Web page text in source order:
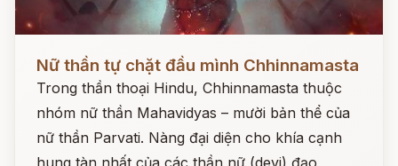
Nữ thần tự chặt đầu mình Chhinnamasta
Trong thần thoại Hindu, Chhinnamasta thuộc
nhóm nữ thần Mahavidyas – mười bản thể của
nữ thần Parvati. Nàng đại diện cho khía cạnh
hung tàn nhất của các thần nữ (devi) đạo